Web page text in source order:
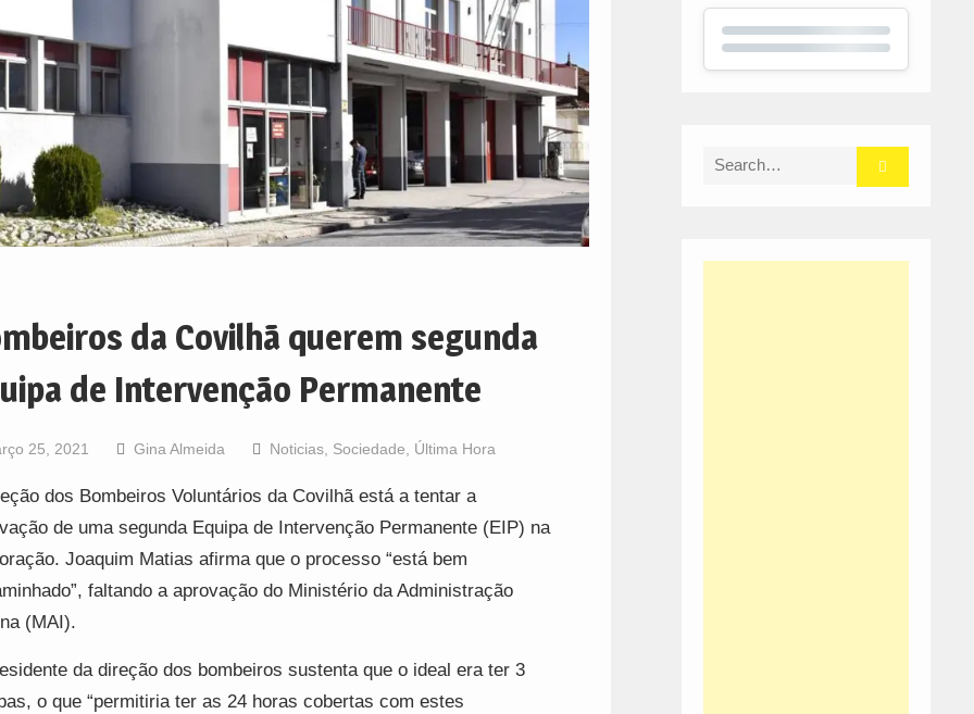
da Covilhã querem segunda
de Intervenção Permanente
25, 2021 Gina Almeida Noticias, Sociedade, Última Hora
dos Bombeiros Voluntários da Covilhã está a tentar a
de uma segunda Equipa de Intervenção Permanente (EIP) na
Joaquim Matias afirma que o processo “está bem
faltando a aprovação do Ministério da Administração
(MAI).
da direção dos bombeiros sustenta que o ideal era ter 3
o que “permitiria ter as 24 horas cobertas com estes
Search